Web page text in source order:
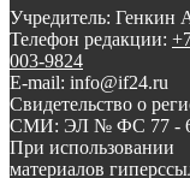
Учредитель: Генкин
Телефон редакции:
003-9824
E-mail: info@if24.ru
Свидетельство о
СМИ: ЭЛ № ФС 77 -
При использовании
материалов